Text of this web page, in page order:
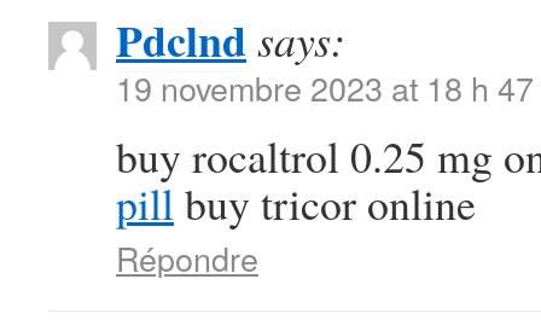
Pdclndsays:
19 novembre 2023 at 18 h
buy rocaltrol 0.25 mg
pillbuy tricor online
Répondre